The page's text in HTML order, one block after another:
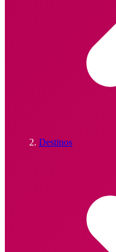
Destinos